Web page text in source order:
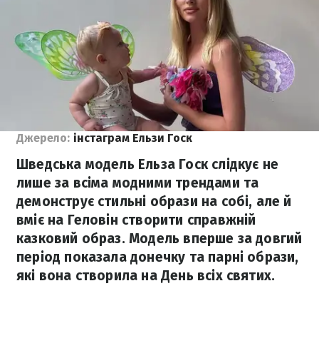
Джерело: інстаграм Ельзи Госк
Шведська модель Ельза Госк слідкує не
лише за всіма модними трендами та
демонструє стильні образи на собі, але й
вміє на Геловін створити справжній
казковий образ. Модель вперше за довгий
період показала донечку та парні образи,
які вона створила на День всіх святих.